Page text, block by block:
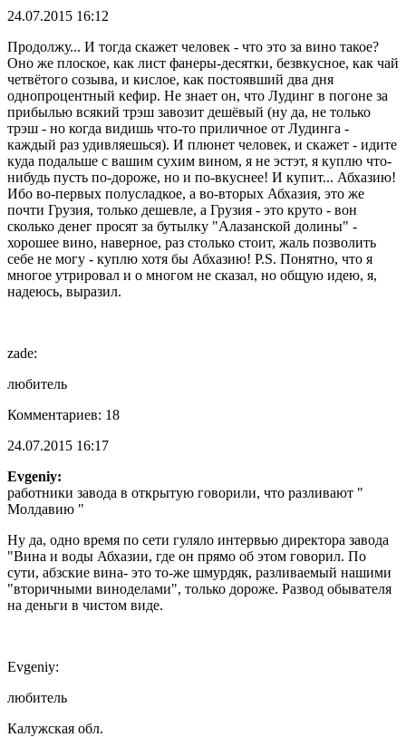
24.07.2015 16:12
Продолжу... И тогда скажет человек - что это за вино такое?
Оно же плоское, как лист фанеры-десятки, безвкусное, как чай
четвётого созыва, и кислое, как постоявший два дня
однопроцентный кефир. Не знает он, что Лудинг в погоне за
прибылью всякий трэш завозит дешёвый (ну да, не только
трэш - но когда видишь что-то приличное от Лудинга -
каждый раз удивляешься). И плюнет человек, и скажет - идите
куда подальше с вашим сухим вином, я не эстэт, я куплю что-
нибудь пусть по-дороже, но и по-вкуснее! И купит... Абхазию!
Ибо во-первых полусладкое, а во-вторых Абхазия, это же
почти Грузия, только дешевле, а Грузия - это круто - вон
сколько денег просят за бутылку "Алазанской долины" -
хорошее вино, наверное, раз столько стоит, жаль позволить
себе не могу - куплю хотя бы Абхазию! P.S. Понятно, что я
многое утрировал и о многом не сказал, но общую идею, я,
надеюсь, выразил.
zade:
любитель
Комментариев: 18
24.07.2015 16:17
Evgeniy:
работники завода в открытую говорили, что разливают "
Молдавию "
Ну да, одно время по сети гуляло интервью директора завода
"Вина и воды Абхазии, где он прямо об этом говорил. По
сути, абзские вина- это то-же шмурдяк, разливаемый нашими
"вторичными виноделами", только дороже. Развод обывателя
на деньги в чистом виде.
Evgeniy:
любитель
Калужская обл.